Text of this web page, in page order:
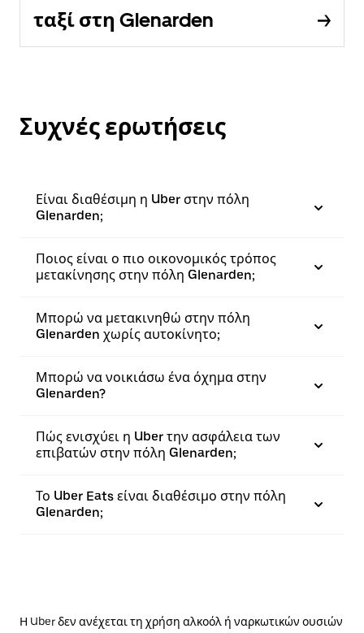
ταξί στη Glenarden
Συχνές ερωτήσεις
Είναι διαθέσιμη η Uber στην πόλη
Glenarden;
Ποιος είναι ο πιο οικονομικός τρόπος
μετακίνησης στην πόλη Glenarden;
Μπορώ να μετακινηθώ στην πόλη
Glenarden χωρίς αυτοκίνητο;
Μπορώ να νοικιάσω ένα όχημα στην
Glenarden?
Πώς ενισχύει η Uber την ασφάλεια των
επιβατών στην πόλη Glenarden;
Το Uber Eats είναι διαθέσιμο στην πόλη
Glenarden;
Η Uber δεν ανέχεται τη χρήση αλκοόλ ή ναρκωτικών ουσιών